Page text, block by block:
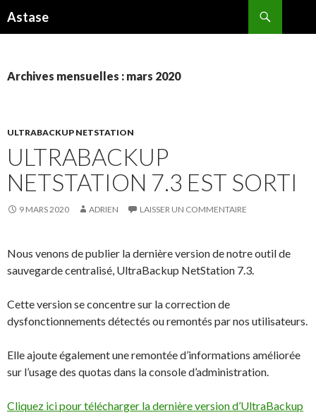
Astase
Archives mensuelles : mars 2020
ULTRABACKUP NETSTATION
ULTRABACKUP
NETSTATION 7.3 EST SORTI
9 MARS 2020 ADRIEN LAISSER UN COMMENTAIRE
Nous venons de publier la dernière version de notre outil de
sauvegarde centralisé, UltraBackup NetStation 7.3.
Cette version se concentre sur la correction de
dysfonctionnements détectés ou remontés par nos utilisateurs.
Elle ajoute également une remontée d’informations améliorée
sur l’usage des quotas dans la console d’administration.
Cliquez ici pour télécharger la dernière version d’UltraBackup